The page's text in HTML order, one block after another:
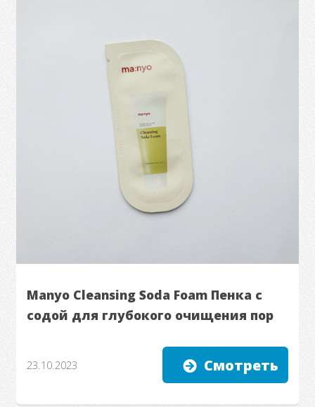
Manyo Cleansing Soda Foam Пенка с
содой для глубокого очищения пор
23.10.2023 Смотреть